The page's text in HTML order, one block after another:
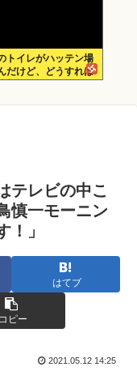
トイレがハッテン場
だけど、どうすれば
テレビの中こ
慎一モーニン
！」
はてブ
コピー
2021.05.12 14:25